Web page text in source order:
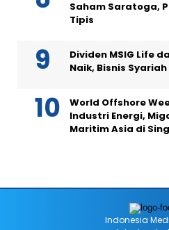
Saham Saratoga,
Tipis
Dividen MSIG Life
Naik, Bisnis
World Offshore
Industri Energi,
Maritim Asia di
Indonesia